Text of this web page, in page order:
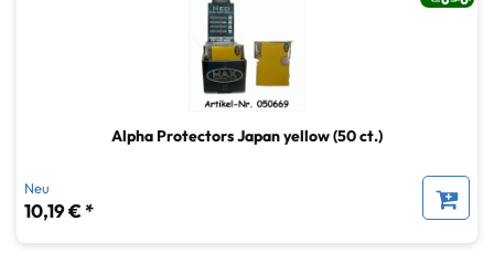
Alpha Protectors Japan yellow (50 ct.)
Neu
10,19 € *